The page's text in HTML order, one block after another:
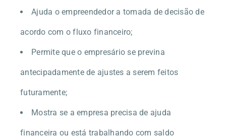
Ajuda o empreendedor a tomada de decisão de
acordo com o fluxo financeiro;
Permite que o empresário se previna
antecipadamente de ajustes a serem feitos
futuramente;
Mostra se a empresa precisa de ajuda
financeira ou está trabalhando com saldo